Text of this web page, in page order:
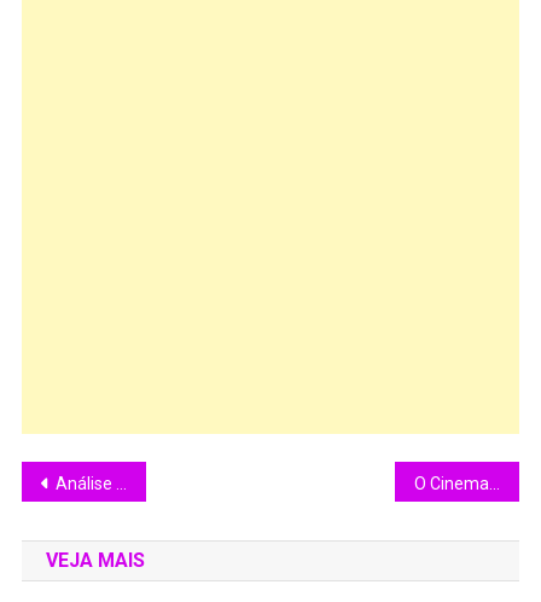
Análise do filme: Como roubar um milhão de dólares. (1966)
VEJA MAIS